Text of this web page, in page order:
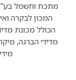
מדידי הברגה,